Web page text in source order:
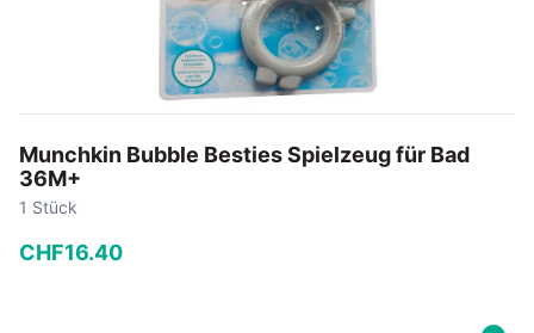
Munchkin Bubble Besties Spielzeug für Bad
36M+
1 Stück
CHF16.40